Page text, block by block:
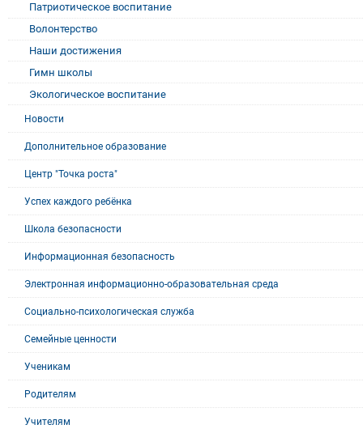
Патриотическое воспитание
Волонтерство
Наши достижения
Гимн школы
Экологическое воспитание
Новости
Дополнительное образование
Центр "Точка роста"
Успех каждого ребёнка
Школа безопасности
Информационная безопасность
Электронная информационно-образовательная среда
Социально-психологическая служба
Семейные ценности
Ученикам
Родителям
Учителям